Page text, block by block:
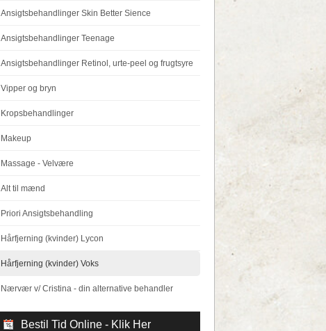
Ansigtsbehandlinger Skin Better Sience
Ansigtsbehandlinger Teenage
Ansigtsbehandlinger Retinol, urte-peel og frugtsyre
Vipper og bryn
Kropsbehandlinger
Makeup
Massage - Velvære
Alt til mænd
Priori Ansigtsbehandling
Hårfjerning (kvinder) Lycon
Hårfjerning (kvinder) Voks
Nærvær v/ Cristina - din alternative behandler
Bestil Tid Online - Klik Her